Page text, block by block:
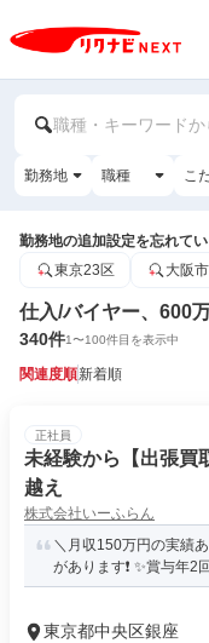
職種・キーワードか
勤務地 職種 こ
勤務地の追加設定を忘れて
東京23区
大阪市
仕入/バイヤー、600
340件1〜100件目を表示中
関連度順新着順
正社員
未経験から【出張買
越え
株式会社いーふらん
＼月収150万円の実績
があります❗ ✨賞与年2
東京都中央区銀座